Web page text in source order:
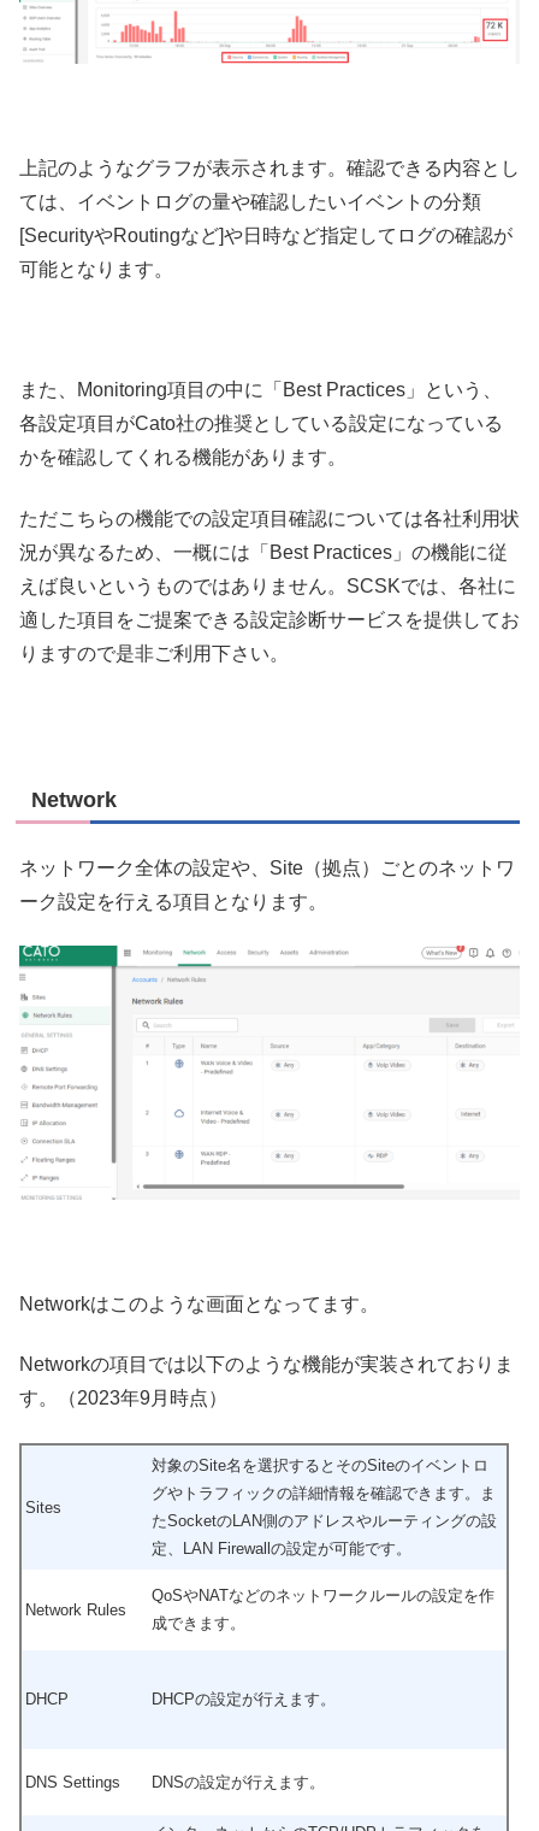
上記のようなグラフが表示されます。確認できる内容とし
ては、イベントログの量や確認したいイベントの分類
[SecurityやRoutingなど]や日時など指定してログの確認が
可能となります。
また、Monitoring項目の中に「Best Practices」という、
各設定項目がCato社の推奨としている設定になっている
かを確認してくれる機能があります。
ただこちらの機能での設定項目確認については各社利用状
況が異なるため、一概には「Best Practices」の機能に従
えば良いというものではありません。SCSKでは、各社に
適した項目をご提案できる設定診断サービスを提供してお
りますので是非ご利用下さい。
Network
ネットワーク全体の設定や、Site（拠点）ごとのネットワ
ーク設定を行える項目となります。
Networkはこのような画面となってます。
Networkの項目では以下のような機能が実装されておりま
す。（2023年9月時点）
Sites
対象のSite名を選択するとそのSiteのイベントロ
グやトラフィックの詳細情報を確認できます。ま
たSocketのLAN側のアドレスやルーティングの設
定、LAN Firewallの設定が可能です。
Network Rules
QoSやNATなどのネットワークルールの設定を作
成できます。
DHCP DHCPの設定が行えます。
DNS Settings DNSの設定が行えます。